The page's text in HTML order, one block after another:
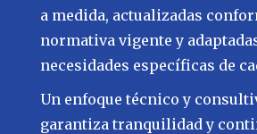
a medida, actualizadas
normativa vigente y
necesidades específicas de
Un enfoque técnico y
garantiza tranquilidad y